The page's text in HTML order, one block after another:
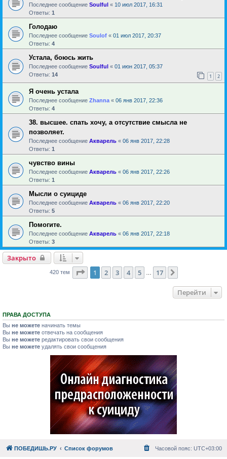
Последнее сообщение Soulful « 10 июл 2017, 16:31
Ответы: 1
Голодаю
Последнее сообщение Soulof « 01 июл 2017, 20:37
Ответы: 4
Устала, боюсь жить
Последнее сообщение Soulful « 01 июн 2017, 05:37
Ответы: 14 1 2
Я очень устала
Последнее сообщение Zhanna « 06 янв 2017, 22:36
Ответы: 4
38. высшее. спать хочу, а отсутствие смысла не
позволяет.
Последнее сообщение Акварель « 06 янв 2017, 22:28
Ответы: 1
чувство вины
Последнее сообщение Акварель « 06 янв 2017, 22:26
Ответы: 1
Мысли о суициде
Последнее сообщение Акварель « 06 янв 2017, 22:20
Ответы: 5
Помогите.
Последнее сообщение Акварель « 06 янв 2017, 22:18
Ответы: 3
Закрыто
420 тем Страница из 17
1 2 3 4 5 17
Перейти
ПРАВА ДОСТУПА
Вы не можете начинать темы
Вы не можете отвечать на сообщения
Вы не можете редактировать свои сообщения
Вы не можете удалять свои сообщения
ПОБЕДИШЬ.РУ Список форумов Часовой пояс: UTC+03:00